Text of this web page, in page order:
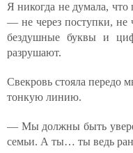
Я никогда не думала, что
— не через поступки, не
бездушные буквы и
разрушают.
Свекровь стояла передо
тонкую линию.
— Мы должны быть
семьи. А ты… ты ведь